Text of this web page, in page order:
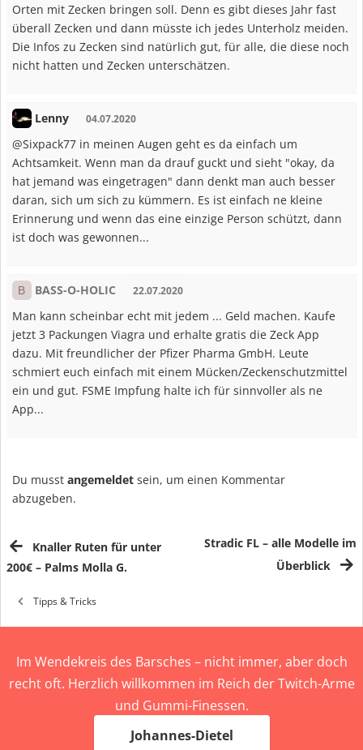
Orten mit Zecken bringen soll. Denn es gibt dieses Jahr fast
überall Zecken und dann müsste ich jedes Unterholz meiden.
Die Infos zu Zecken sind natürlich gut, für alle, die diese noch
nicht hatten und Zecken unterschätzen.
Lenny 04.07.2020
@Sixpack77 in meinen Augen geht es da einfach um
Achtsamkeit. Wenn man da drauf guckt und sieht "okay, da
hat jemand was eingetragen" dann denkt man auch besser
daran, sich um sich zu kümmern. Es ist einfach ne kleine
Erinnerung und wenn das eine einzige Person schützt, dann
ist doch was gewonnen...
B BASS-O-HOLIC 22.07.2020
Man kann scheinbar echt mit jedem ... Geld machen. Kaufe
jetzt 3 Packungen Viagra und erhalte gratis die Zeck App
dazu. Mit freundlicher der Pfizer Pharma GmbH. Leute
schmiert euch einfach mit einem Mücken/Zeckenschutzmittel
ein und gut. FSME Impfung halte ich für sinnvoller als ne
App...
Du musst angemeldet sein, um einen Kommentar
abzugeben.
Knaller Ruten für unter
200€ – Palms Molla G.
Stradic FL – alle Modelle im
Überblick
Tipps & Tricks
Im Wendekreis des Barsches – nicht immer, aber doch
recht oft. Herzlich willkommen im Reich der Twitch-Arme
und Gummi-Finessen.
Johannes-Dietel